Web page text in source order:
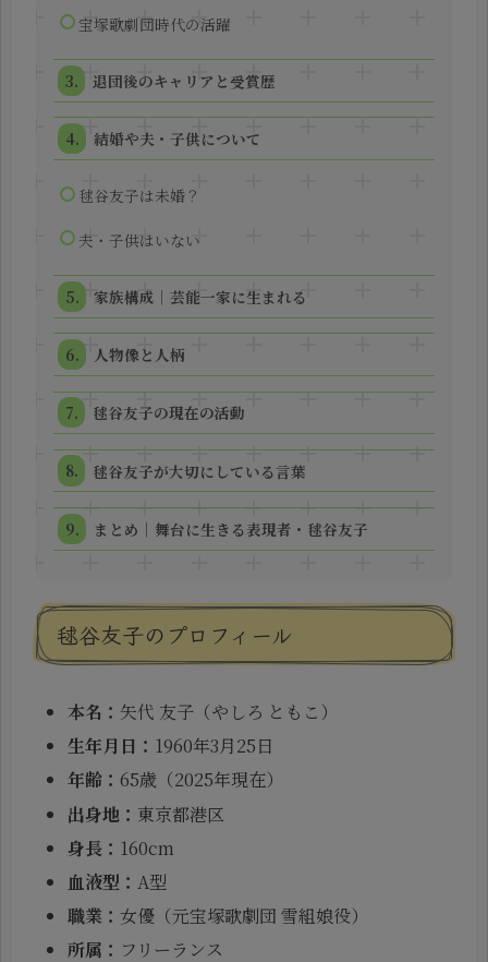
宝塚歌劇団時代の活躍
退団後のキャリアと受賞歴
結婚や夫・子供について
毬谷友子は未婚？
夫・子供はいない
家族構成｜芸能一家に生まれる
人物像と人柄
毬谷友子の現在の活動
毬谷友子が大切にしている言葉
まとめ｜舞台に生きる表現者・毬谷友子
毬谷友子のプロフィール
本名：矢代 友子（やしろ ともこ）
生年月日： 1960年3月25日
年齢：65歳（2025年現在）
出身地： 東京都港区
身長： 160cm
血液型：A型
職業：女優（元宝塚歌劇団 雪組娘役）
所属： フリーランス